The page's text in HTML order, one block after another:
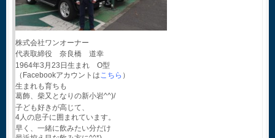
株式会社ワンオーナー
代表取締役 奈良橋 道幸
1964年3月23日生まれ O型
（Facebookアカウントはこちら ）
生まれも育ちも
葛飾、柴又となりの新小岩^^)/
子ども好きが高じて、
4人の息子に囲まれています。
早く、一緒に飲みたい分だけ